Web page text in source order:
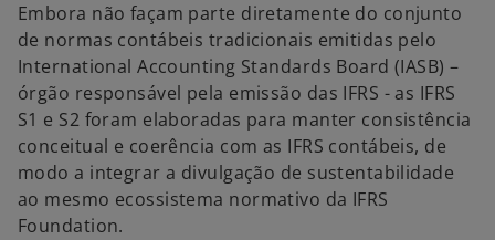
Embora não façam parte diretamente do conjunto
de normas contábeis tradicionais emitidas pelo
International Accounting Standards Board (IASB) –
órgão responsável pela emissão das IFRS - as IFRS
S1 e S2 foram elaboradas para manter consistência
conceitual e coerência com as IFRS contábeis, de
modo a integrar a divulgação de sustentabilidade
ao mesmo ecossistema normativo da IFRS
Foundation.